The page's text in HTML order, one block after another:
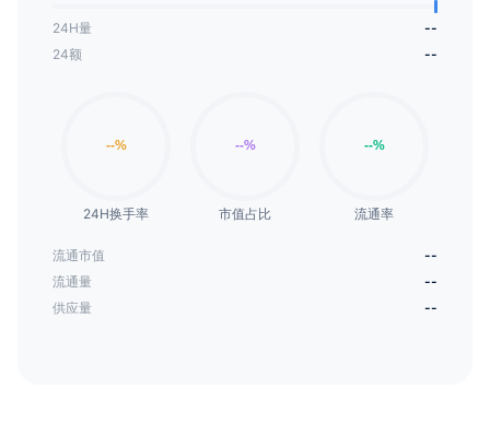
24H量
--
24额
--
24H换手率 市值占比 流通率
流通市值
--
流通量
--
供应量
--